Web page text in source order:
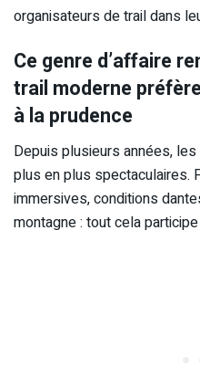
organisateurs de trail dans
Ce genre d’affaire
trail moderne
à la prudence
Depuis plusieurs années,
plus en plus spectaculaires.
immersives, conditions
montagne : tout cela